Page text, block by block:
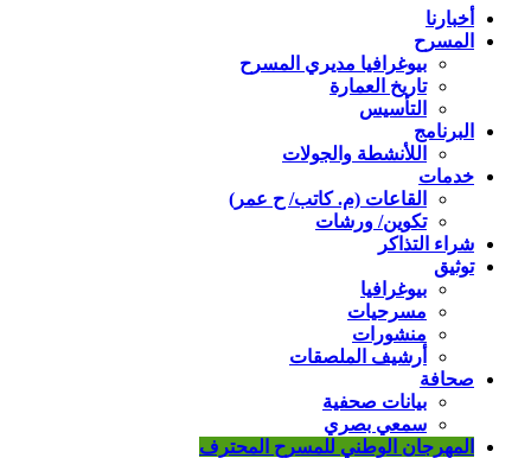
أخبارنا
المسرح
بيوغرافيا مديري المسرح
تاريخ العمارة
التأسيس
البرنامج
اللأنشطة والجولات
خدمات
القاعات (م. كاتب/ ح عمر)
تكوين/ ورشات
شراء التذاكر
توثيق
بيوغرافيا
مسرحيات
منشورات
أرشيف الملصقات
صحافة
بيانات صحفية
سمعي بصري
المهرجان الوطني للمسرح المحترف